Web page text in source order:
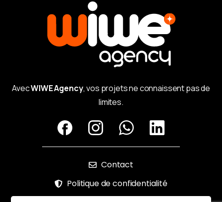
AvecWIWE Agency, vos projets ne connaissent pas de
limites.
Contact
Politique de confidentialité